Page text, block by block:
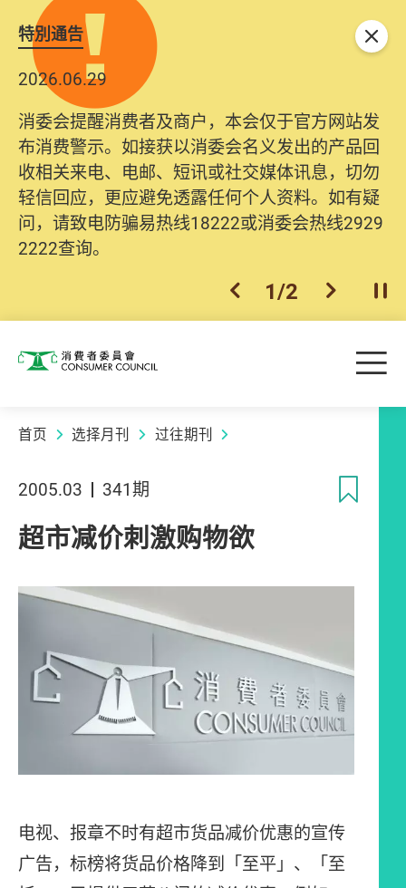
特別通告
2026.06.29
消委会提醒消费者及商户，本会仅于官方网站发
布消费警示。如接获以消委会名义发出的产品回
收相关来电、电邮、短讯或社交媒体讯息，切勿
轻信回应，更应避免透露任何个人资料。如有疑
问，请致电防骗易热线18222或消委会热线2929
2222查询。
上一个
1/2 下一个开
关闭
消费者委员会 目
首页 选择月刊 过往期刊
2005.03 341期
超市减价刺激购物欲
电视、报章不时有超市货品减价优惠的宣传
广告，标榜将货品价格降到「至平」、「至